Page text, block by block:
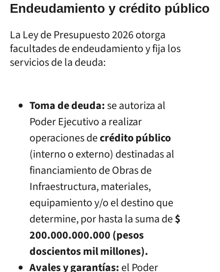
Endeudamiento y crédito público
La Ley de Presupuesto 2026 otorga
facultades de endeudamiento y fija los
servicios de la deuda:
Toma de deuda:se autoriza al
Poder Ejecutivo a realizar
operaciones decrédito público
(interno o externo) destinadas al
financiamiento de Obras de
Infraestructura, materiales,
equipamiento y/o el destino que
determine, por hasta la suma de$
200.000.000.000 (pesos
doscientos mil millones).
Avales y garantías:el Poder